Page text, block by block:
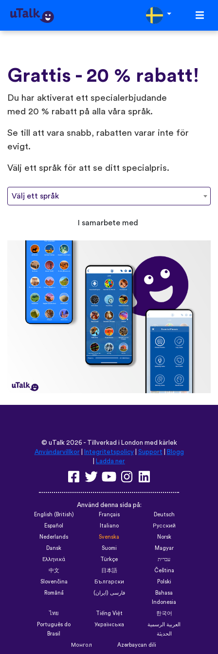
Grattis - 20 % rabatt!
Du har aktiverat ett specialerbjudande
med 20 % rabatt på alla våra språk.
Se till att vara snabb, rabatten varar inte för
evigt.
Välj ett språk för att se ditt specialpris.
Välj ett språk
I samarbete med
© uTalk2026 - Tillverkad i London med kärlek
Användarvillkor| Integritetspolicy| Support
Blogg
Ladda ner
Använd denna sida på:
English (British) Français Deutsch
Español Italiano Русский
Nederlands Svenska Norsk
Dansk Suomi Magyar
Ελληνικά Türkçe עברית
中文 日本語 Čeština
Slovenčina Български Polski
Română فارسی (ایران)
Bahasa
Indonesia
ไทย Tiếng Việt 한국어
Português do
Brasil
Українська
العربية الرسمية
الحديثة
Монгол Azərbaycan dili